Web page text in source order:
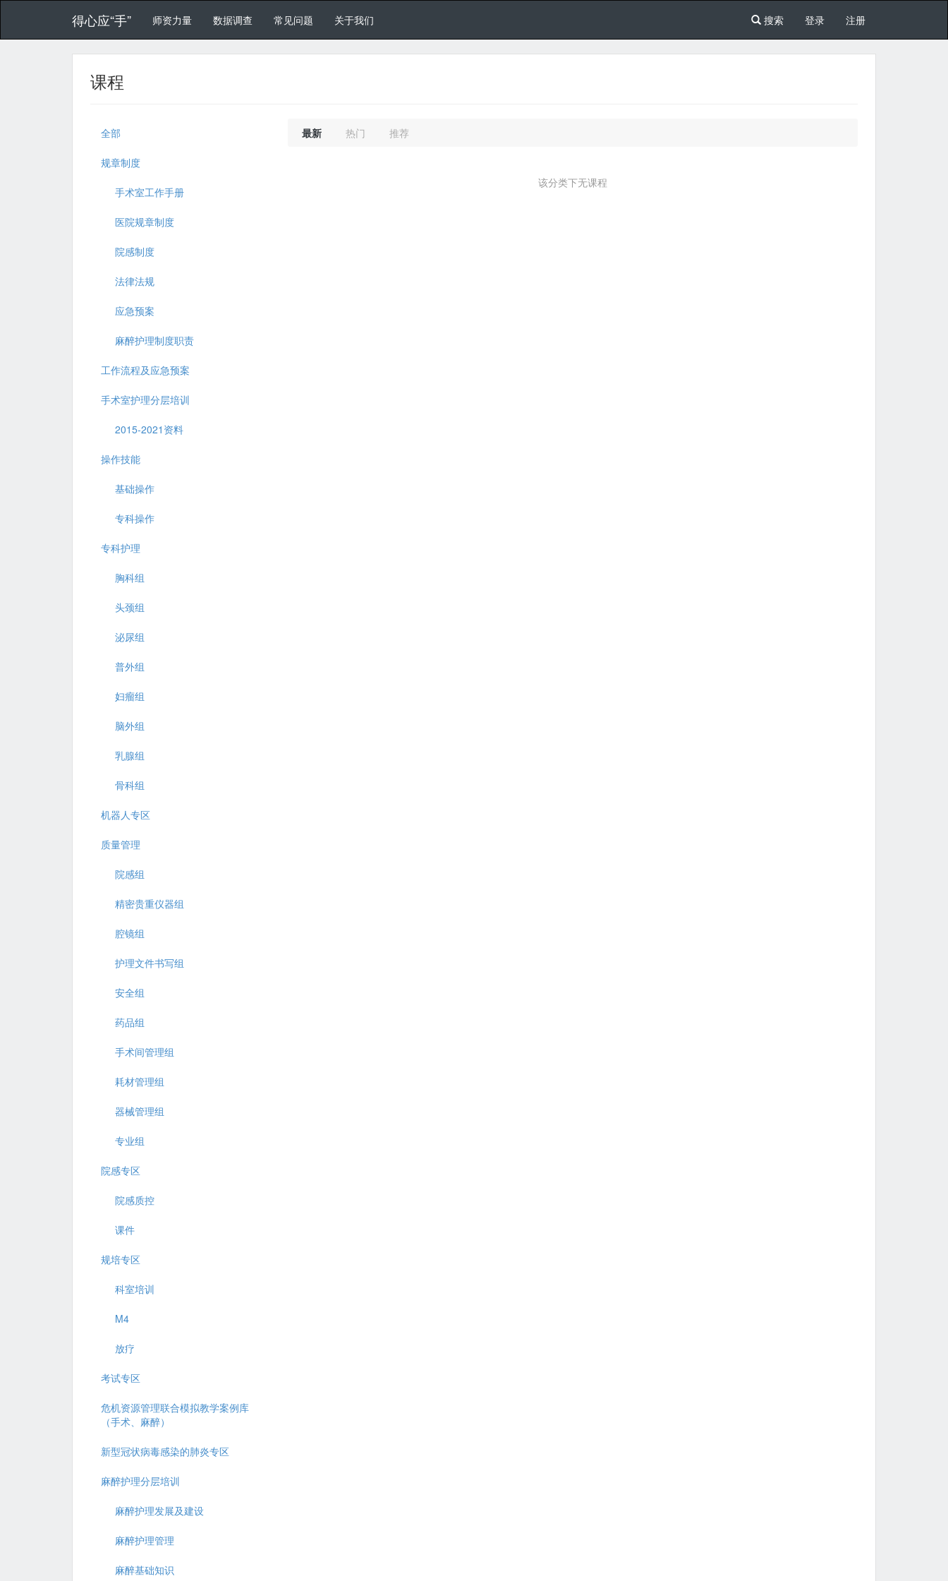
得心应“手” 师资力量 数据调查 常见问题 关于我们 搜索 登录 注册
课程
全部
规章制度
手术室工作手册
医院规章制度
院感制度
法律法规
应急预案
麻醉护理制度职责
工作流程及应急预案
手术室护理分层培训
2015-2021资料
操作技能
基础操作
专科操作
专科护理
胸科组
头颈组
泌尿组
普外组
妇瘤组
脑外组
乳腺组
骨科组
机器人专区
质量管理
院感组
精密贵重仪器组
腔镜组
护理文件书写组
安全组
药品组
手术间管理组
耗材管理组
器械管理组
专业组
院感专区
院感质控
课件
规培专区
科室培训
M4
放疗
考试专区
危机资源管理联合模拟教学案例库
（手术、麻醉）
新型冠状病毒感染的肺炎专区
麻醉护理分层培训
麻醉护理发展及建设
麻醉护理管理
麻醉基础知识
最新 热门 推荐
该分类下无课程